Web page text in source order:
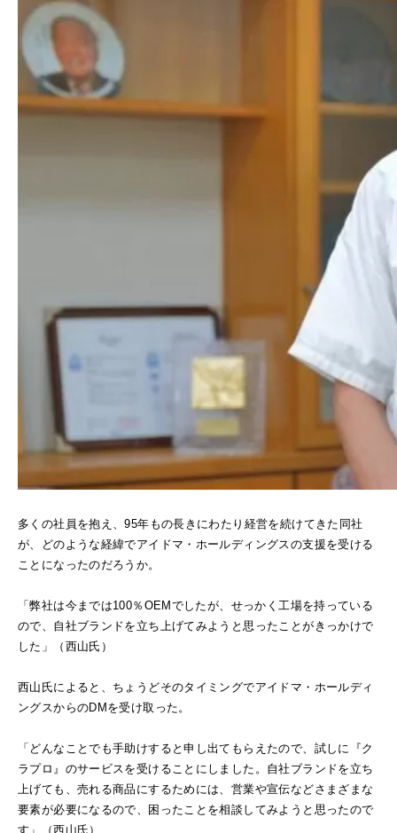
多くの社員を抱え、95年もの長きにわたり経営を続けてきた同社
が、どのような経緯でアイドマ・ホールディングスの支援を受ける
ことになったのだろうか。
「弊社は今までは100％OEMでしたが、せっかく工場を持っている
ので、自社ブランドを立ち上げてみようと思ったことがきっかけで
した」（西山氏）
西山氏によると、ちょうどそのタイミングでアイドマ・ホールディ
ングスからのDMを受け取った。
「どんなことでも手助けすると申し出てもらえたので、試しに『ク
ラプロ』のサービスを受けることにしました。自社ブランドを立ち
上げても、売れる商品にするためには、営業や宣伝などさまざまな
要素が必要になるので、困ったことを相談してみようと思ったので
す」（西山氏）